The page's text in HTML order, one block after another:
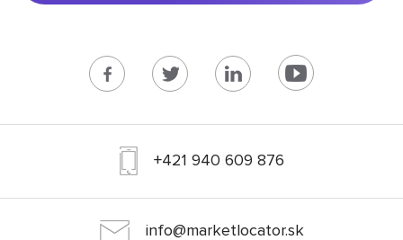
+421 940 609 876
info@marketlocator.sk